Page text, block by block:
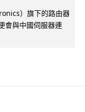
）旗下的路由器
會與中國伺服器連